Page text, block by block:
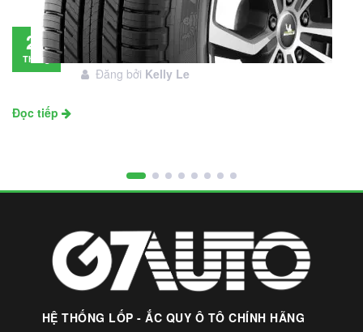
28
Tháng
Đánh giá lốp Michelin Primacy SUV: Đáng
đầu tư không?
Đăng bởi Kelly Le
Đọc tiếp
HỆ THỐNG LỐP - ẮC QUY Ô TÔ CHÍNH HÃNG